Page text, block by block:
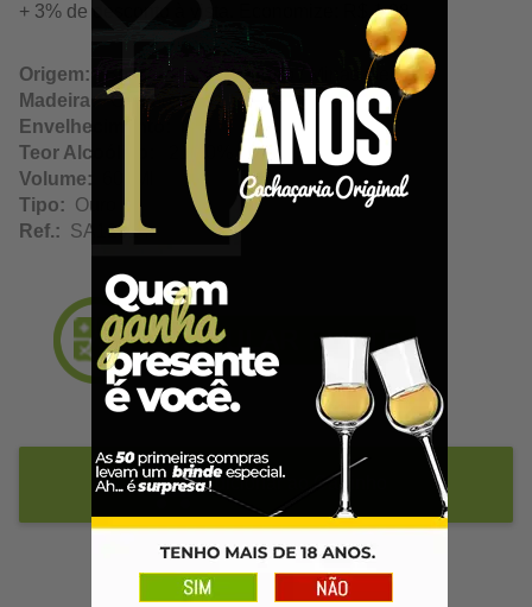
+ 3% de desconto à vista. Economize: R$ 1,98
Origem: Bom Jesus do Amparo / Minas Gerais
Madeira:
Composta
Envelhecimento:
N/A
Teor Alcoólico:
Volume:
Tipo: Ouro
Ref.: SA12914
Adicionar ao Carrinho